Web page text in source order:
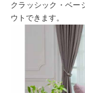
クラッシック・ベー
ウトできます。